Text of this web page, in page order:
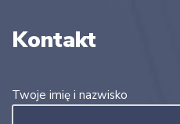
Kontakt
Twoje imię i nazwisko